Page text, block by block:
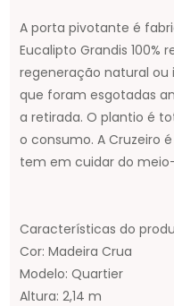
A porta pivotante é
Eucalipto Grandis 100%
regeneração natural
que foram esgotadas
a retirada. O plantio é
o consumo. A Cruzeiro
tem em cuidar do
Características do
Cor: Madeira Crua
Modelo: Quartier
Altura: 2,14 m